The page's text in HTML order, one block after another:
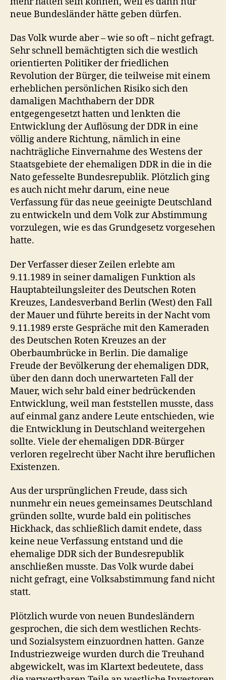
neue Bundesländer hätte geben dürfen.
Das Volk wurde aber – wie so oft – nicht gefragt.
Sehr schnell bemächtigten sich die westlich
orientierten Politiker der friedlichen
Revolution der Bürger, die teilweise mit einem
erheblichen persönlichen Risiko sich den
damaligen Machthabern der DDR
entgegengesetzt hatten und lenkten die
Entwicklung der Auflösung der DDR in eine
völlig andere Richtung, nämlich in eine
nachträgliche Einvernahme des Westens der
Staatsgebiete der ehemaligen DDR in die in die
Nato gefesselte Bundesrepublik. Plötzlich ging
es auch nicht mehr darum, eine neue
Verfassung für das neue geeinigte Deutschland
zu entwickeln und dem Volk zur Abstimmung
vorzulegen, wie es das Grundgesetz vorgesehen
hatte.
Der Verfasser dieser Zeilen erlebte am
9.11.1989 in seiner damaligen Funktion als
Hauptabteilungsleiter des Deutschen Roten
Kreuzes, Landesverband Berlin (West) den Fall
der Mauer und führte bereits in der Nacht vom
9.11.1989 erste Gespräche mit den Kameraden
des Deutschen Roten Kreuzes an der
Oberbaumbrücke in Berlin. Die damalige
Freude der Bevölkerung der ehemaligen DDR,
über den dann doch unerwarteten Fall der
Mauer, wich sehr bald einer bedrückenden
Entwicklung, weil man feststellen musste, dass
auf einmal ganz andere Leute entschieden, wie
die Entwicklung in Deutschland weitergehen
sollte. Viele der ehemaligen DDR-Bürger
verloren regelrecht über Nacht ihre beruflichen
Existenzen.
Aus der ursprünglichen Freude, dass sich
nunmehr ein neues gemeinsames Deutschland
gründen sollte, wurde bald ein politisches
Hickhack, das schließlich damit endete, dass
keine neue Verfassung entstand und die
ehemalige DDR sich der Bundesrepublik
anschließen musste. Das Volk wurde dabei
nicht gefragt, eine Volksabstimmung fand nicht
statt.
Plötzlich wurde von neuen Bundesländern
gesprochen, die sich dem westlichen Rechts-
und Sozialsystem einzuordnen hatten. Ganze
Industriezweige wurden durch die Treuhand
abgewickelt, was im Klartext bedeutete, dass